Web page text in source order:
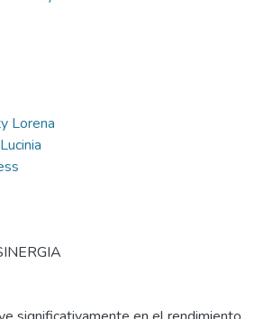
Lorena